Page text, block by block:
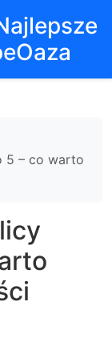
5 – co warto